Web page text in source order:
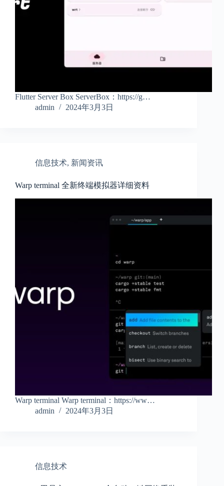
Flutter Server Box ServerBox：https://g…
admin
2024年3月3日
信息技术, 新闻资讯
Warp terminal 全新终端模拟器详细资料
Warp terminal Warp terminal：https://ww…
admin
2024年3月3日
信息技术